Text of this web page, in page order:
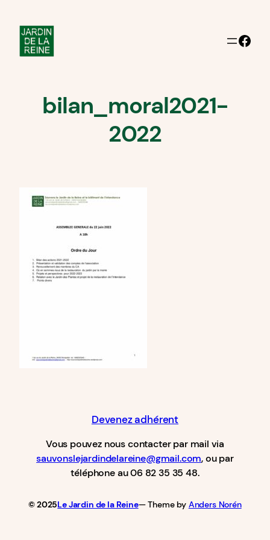
contenu
Facebook
bilan_moral2021-
2022
Devenez adhérent
Vous pouvez nous contacter par mail via
sauvonslejardindelareine@gmail.com, ou par
téléphone au 06 82 35 35 48.
© 2025Le Jardin de la Reine— Theme by Anders Norén